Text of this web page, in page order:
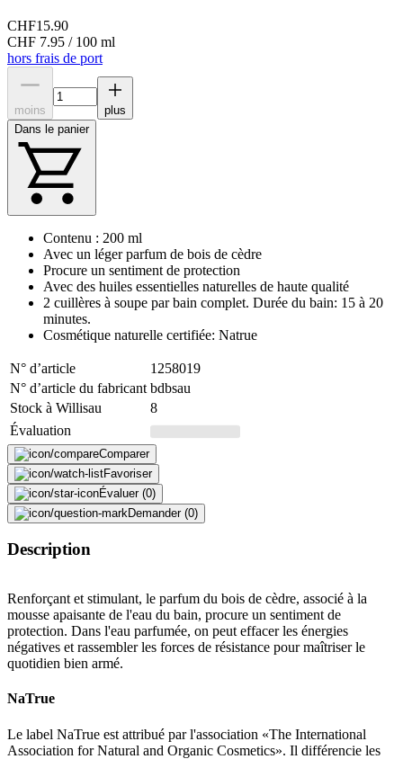
CHF15.90
CHF 7.95 / 100 ml
hors frais de port
moins
plus
Dans le panier
Contenu : 200 ml
Avec un léger parfum de bois de cèdre
Procure un sentiment de protection
Avec des huiles essentielles naturelles de haute qualité
2 cuillères à soupe par bain complet. Durée du bain: 15 à 20
minutes.
Cosmétique naturelle certifiée: Natrue
N° d’article
1258019
N° d’article du fabricant bdbsau
Stock à Willisau
8
Évaluation
Comparer
Favoriser
Évaluer (0)
Demander (0)
Description
Renforçant et stimulant, le parfum du bois de cèdre, associé à la
mousse apaisante de l'eau du bain, procure un sentiment de
protection. Dans l'eau parfumée, on peut effacer les énergies
négatives et rassembler les forces de résistance pour maîtriser le
quotidien bien armé.
NaTrue
Le label NaTrue est attribué par l'association «The International
Association for Natural and Organic Cosmetics». Il différencie les